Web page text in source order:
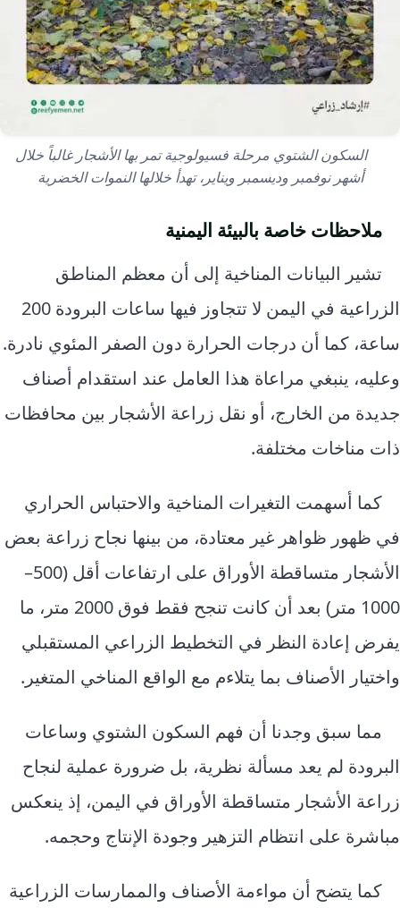
السكون الشتوي مرحلة فسيولوجية تمر بها الأشجار غالباً خلال
أشهر نوفمبر وديسمبر ويناير، تهدأ خلالها النموات الخضرية
ملاحظات خاصة بالبيئة اليمنية
تشير البيانات المناخية إلى أن معظم المناطق
الزراعية في اليمن لا تتجاوز فيها ساعات البرودة 200
ساعة، كما أن درجات الحرارة دون الصفر المئوي نادرة.
وعليه، ينبغي مراعاة هذا العامل عند استقدام أصناف
جديدة من الخارج، أو نقل زراعة الأشجار بين محافظات
ذات مناخات مختلفة.
كما أسهمت التغيرات المناخية والاحتباس الحراري
في ظهور ظواهر غير معتادة، من بينها نجاح زراعة بعض
الأشجار متساقطة الأوراق على ارتفاعات أقل (500–
1000 متر) بعد أن كانت تنجح فقط فوق 2000 متر، ما
يفرض إعادة النظر في التخطيط الزراعي المستقبلي
واختيار الأصناف بما يتلاءم مع الواقع المناخي المتغير.
مما سبق وجدنا أن فهم السكون الشتوي وساعات
البرودة لم يعد مسألة نظرية، بل ضرورة عملية لنجاح
زراعة الأشجار متساقطة الأوراق في اليمن، إذ ينعكس
مباشرة على انتظام التزهير وجودة الإنتاج وحجمه.
كما يتضح أن مواءمة الأصناف والممارسات الزراعية